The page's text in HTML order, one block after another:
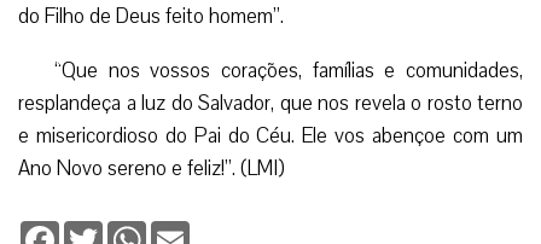
do Filho de Deus feito homem”.
“Que nos vossos corações, famílias e comunidades,
resplandeça a luz do Salvador, que nos revela o rosto terno
e misericordioso do Pai do Céu. Ele vos abençoe com um
Ano Novo sereno e feliz!”. (LMI)
Facebook
TwitterWhatsApp